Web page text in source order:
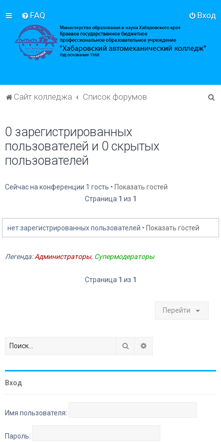
FAQ Вход
Сайт колледжа Список форумов
0 зарегистрированных
пользователей и 0 скрытых
пользователей
Сейчас на конференции 1 гость • Показать гостей
Страница 1 из 1
нет зарегистрированных пользователей • Показать гостей
Легенда:Администраторы, Супермодераторы
Страница 1 из 1
Перейти
Поиск
Вход
Имя пользователя:
Пароль: